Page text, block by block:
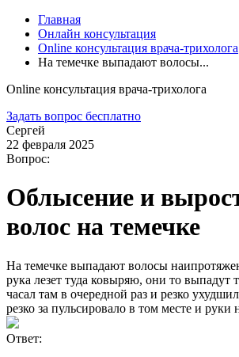
Главная
Онлайн консультация
Online консультация врача-трихолога
На темечке выпадают волосы...
Online консультация врача-трихолога
Задать вопрос бесплатно
Сергей
22 февраля 2025
Вопрос:
Облысение и
волос на темечке
На темечке выпадают волосы
рука лезет туда ковыряю, они то выпадут
часал там в очередной раз и резко
резко за пульсировало в том месте и руки
Ответ: